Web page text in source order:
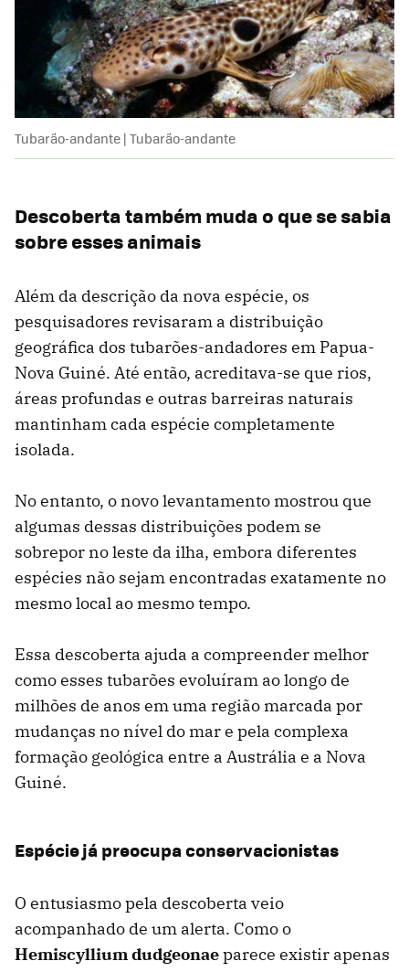
Tubarão-andante | Tubarão-andante
Descoberta também muda o que se sabia
sobre esses animais
Além da descrição da nova espécie, os
pesquisadores revisaram a distribuição
geográfica dos tubarões-andadores em Papua-
Nova Guiné. Até então, acreditava-se que rios,
áreas profundas e outras barreiras naturais
mantinham cada espécie completamente
isolada.
No entanto, o novo levantamento mostrou que
algumas dessas distribuições podem se
sobrepor no leste da ilha, embora diferentes
espécies não sejam encontradas exatamente no
mesmo local ao mesmo tempo.
Essa descoberta ajuda a compreender melhor
como esses tubarões evoluíram ao longo de
milhões de anos em uma região marcada por
mudanças no nível do mar e pela complexa
formação geológica entre a Austrália e a Nova
Guiné.
Espécie já preocupa conservacionistas
O entusiasmo pela descoberta veio
acompanhado de um alerta. Como o
Hemiscyllium dudgeonaeparece existir apenas